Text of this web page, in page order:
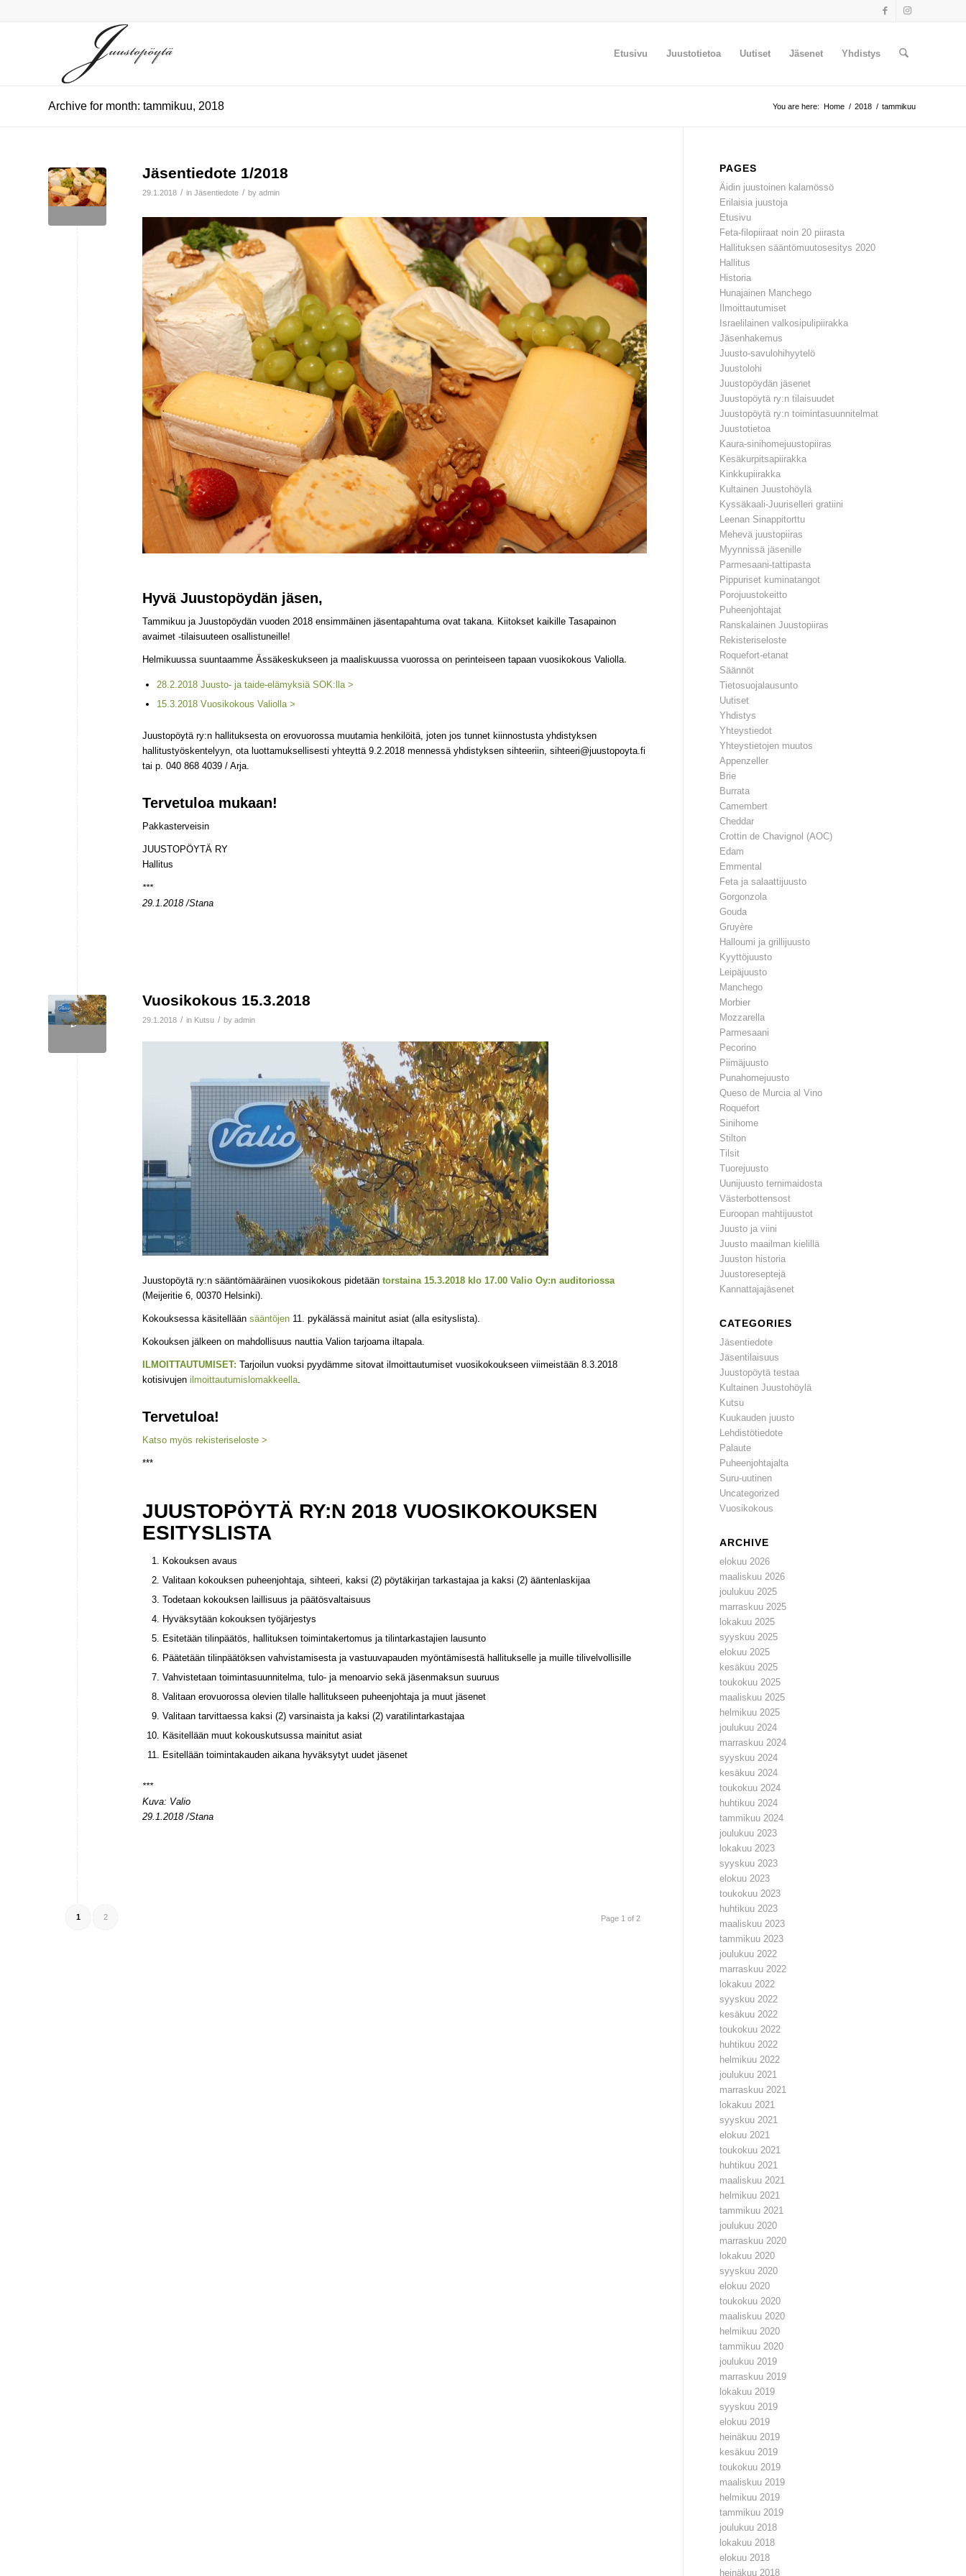
Etusivu Juustotietoa Uutiset Jäsenet Yhdistys
Archive for month: tammikuu, 2018 You are here: Home / 2018 / tammikuu
Jäsentiedote 1/2018
29.1.2018 / in Jäsentiedote / by admin
Hyvä Juustopöydän jäsen,
Tammikuu ja Juustopöydän vuoden 2018 ensimmäinen jäsentapahtuma ovat takana. Kiitokset kaikille Tasapainon
avaimet -tilaisuuteen osallistuneille!
Helmikuussa suuntaamme Ässäkeskukseen ja maaliskuussa vuorossa on perinteiseen tapaan vuosikokous Valiolla.
28.2.2018 Juusto- ja taide-elämyksiä SOK:lla >
15.3.2018 Vuosikokous Valiolla >
Juustopöytä ry:n hallituksesta on erovuorossa muutamia henkilöitä, joten jos tunnet kiinnostusta yhdistyksen
hallitustyöskentelyyn, ota luottamuksellisesti yhteyttä 9.2.2018 mennessä yhdistyksen sihteeriin, sihteeri@juustopoyta.fi
tai p. 040 868 4039 / Arja.
Tervetuloa mukaan!
Pakkasterveisin
JUUSTOPÖYTÄ RY
Hallitus
***
29.1.2018 /Stana
Vuosikokous 15.3.2018
29.1.2018 / in Kutsu / by admin
Juustopöytä ry:n sääntömääräinen vuosikokous pidetään torstaina 15.3.2018 klo 17.00 Valio Oy:n auditoriossa
(Meijeritie 6, 00370 Helsinki).
Kokouksessa käsitellään sääntöjen 11. pykälässä mainitut asiat (alla esityslista).
Kokouksen jälkeen on mahdollisuus nauttia Valion tarjoama iltapala.
ILMOITTAUTUMISET: Tarjoilun vuoksi pyydämme sitovat ilmoittautumiset vuosikokoukseen viimeistään 8.3.2018
kotisivujen ilmoittautumislomakkeella
Tervetuloa!
Katso myös rekisteriseloste >
***
JUUSTOPÖYTÄ RY:N 2018 VUOSIKOKOUKSEN
ESITYSLISTA
Kokouksen avaus
Valitaan kokouksen puheenjohtaja, sihteeri, kaksi (2) pöytäkirjan tarkastajaa ja kaksi (2) ääntenlaskijaa
Todetaan kokouksen laillisuus ja päätösvaltaisuus
Hyväksytään kokouksen työjärjestys
Esitetään tilinpäätös, hallituksen toimintakertomus ja tilintarkastajien lausunto
Päätetään tilinpäätöksen vahvistamisesta ja vastuuvapauden myöntämisestä hallitukselle ja muille tilivelvollisille
Vahvistetaan toimintasuunnitelma, tulo- ja menoarvio sekä jäsenmaksun suuruus
Valitaan erovuorossa olevien tilalle hallitukseen puheenjohtaja ja muut jäsenet
Valitaan tarvittaessa kaksi (2) varsinaista ja kaksi (2) varatilintarkastajaa
Käsitellään muut kokouskutsussa mainitut asiat
Esitellään toimintakauden aikana hyväksytyt uudet jäsenet
***
Kuva: Valio
29.1.2018 /Stana
Page 1 of 2
1 2
PAGES
Äidin juustoinen kalamössö
Erilaisia juustoja
Etusivu
Feta-filopiiraat noin 20 piirasta
Hallituksen sääntömuutosesitys 2020
Hallitus
Historia
Hunajainen Manchego
Ilmoittautumiset
Israelilainen valkosipulipiirakka
Jäsenhakemus
Juusto-savulohihyytelö
Juustolohi
Juustopöydän jäsenet
Juustopöytä ry:n tilaisuudet
Juustopöytä ry:n toimintasuunnitelmat
Juustotietoa
Kaura-sinihomejuustopiiras
Kesäkurpitsapiirakka
Kinkkupiirakka
Kultainen Juustohöylä
Kyssäkaali-Juuriselleri gratiini
Leenan Sinappitorttu
Mehevä juustopiiras
Myynnissä jäsenille
Parmesaani-tattipasta
Pippuriset kuminatangot
Porojuustokeitto
Puheenjohtajat
Ranskalainen Juustopiiras
Rekisteriseloste
Roquefort-etanat
Säännöt
Tietosuojalausunto
Uutiset
Yhdistys
Yhteystiedot
Yhteystietojen muutos
Appenzeller
Brie
Burrata
Camembert
Cheddar
Crottin de Chavignol (AOC)
Edam
Emmental
Feta ja salaattijuusto
Gorgonzola
Gouda
Gruyère
Halloumi ja grillijuusto
Kyyttöjuusto
Leipäjuusto
Manchego
Morbier
Mozzarella
Parmesaani
Pecorino
Piimäjuusto
Punahomejuusto
Queso de Murcia al Vino
Roquefort
Sinihome
Stilton
Tilsit
Tuorejuusto
Uunijuusto ternimaidosta
Västerbottensost
Euroopan mahtijuustot
Juusto ja viini
Juusto maailman kielillä
Juuston historia
Juustoreseptejä
Kannattajajäsenet
CATEGORIES
Jäsentiedote
Jäsentilaisuus
Juustopöytä testaa
Kultainen Juustohöylä
Kutsu
Kuukauden juusto
Lehdistötiedote
Palaute
Puheenjohtajalta
Suru-uutinen
Uncategorized
Vuosikokous
ARCHIVE
elokuu 2026
maaliskuu 2026
joulukuu 2025
marraskuu 2025
lokakuu 2025
syyskuu 2025
elokuu 2025
kesäkuu 2025
toukokuu 2025
maaliskuu 2025
helmikuu 2025
joulukuu 2024
marraskuu 2024
syyskuu 2024
kesäkuu 2024
toukokuu 2024
huhtikuu 2024
tammikuu 2024
joulukuu 2023
lokakuu 2023
syyskuu 2023
elokuu 2023
toukokuu 2023
huhtikuu 2023
maaliskuu 2023
tammikuu 2023
joulukuu 2022
marraskuu 2022
lokakuu 2022
syyskuu 2022
kesäkuu 2022
toukokuu 2022
huhtikuu 2022
helmikuu 2022
joulukuu 2021
marraskuu 2021
lokakuu 2021
syyskuu 2021
elokuu 2021
toukokuu 2021
huhtikuu 2021
maaliskuu 2021
helmikuu 2021
tammikuu 2021
joulukuu 2020
marraskuu 2020
lokakuu 2020
syyskuu 2020
elokuu 2020
toukokuu 2020
maaliskuu 2020
helmikuu 2020
tammikuu 2020
joulukuu 2019
marraskuu 2019
lokakuu 2019
syyskuu 2019
elokuu 2019
heinäkuu 2019
kesäkuu 2019
toukokuu 2019
maaliskuu 2019
helmikuu 2019
tammikuu 2019
joulukuu 2018
lokakuu 2018
elokuu 2018
heinäkuu 2018